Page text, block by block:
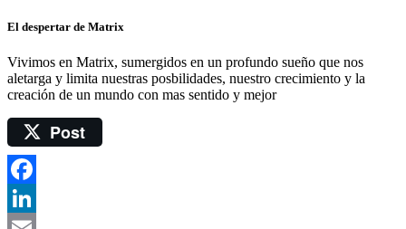
El despertar de Matrix
Vivimos en Matrix, sumergidos en un profundo sueño que nos
aletarga y limita nuestras posbilidades, nuestro crecimiento y la
creación de un mundo con mas sentido y mejor
Post
Facebook